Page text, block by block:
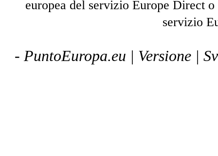
europea del servizio Europe Direct
servizio
- PuntoEuropa.eu | Versione |